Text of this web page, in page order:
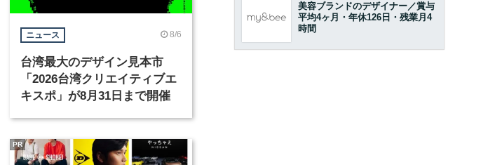
ニュース 8/6
台湾最大のデザイン見本市
「2026台湾クリエイティブエ
キスポ」が8月31日まで開催
PR
美容ブランドのデザイナー／賞与
平均4ヶ月・年休126日・残業月4
時間